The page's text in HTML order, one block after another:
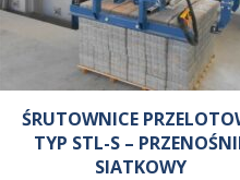
ŚRUTOWNICE
TYP STL-S –
SIATKOWY